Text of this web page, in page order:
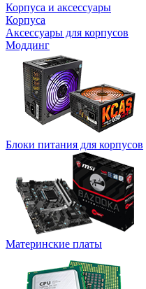
Корпуса и аксессуары
Корпуса
Аксессуары для корпусов
Моддинг
Блоки питания для корпусов
Материнские платы